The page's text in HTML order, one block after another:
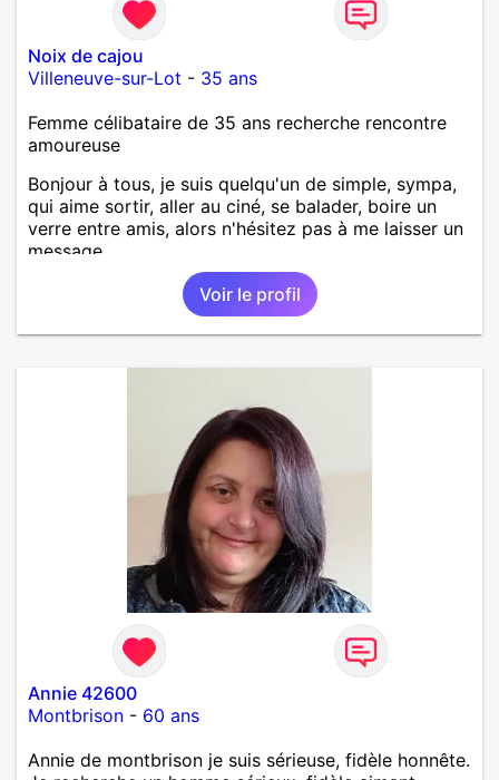
Noix de cajou
Villeneuve-sur-Lot - 35 ans
Femme célibataire de 35 ans recherche rencontre
amoureuse
Bonjour à tous, je suis quelqu'un de simple, sympa,
qui aime sortir, aller au ciné, se balader, boire un
verre entre amis, alors n'hésitez pas à me laisser un
message.
Voir le profil
Annie 42600
Montbrison - 60 ans
Annie de montbrison je suis sérieuse, fidèle honnête.